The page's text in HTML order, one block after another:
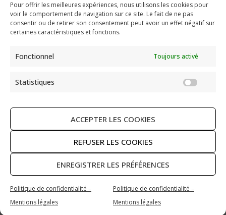
Pour offrir les meilleures expériences, nous utilisons les cookies pour
voir le comportement de navigation sur ce site. Le fait de ne pas
consentir ou de retirer son consentement peut avoir un effet négatif sur
certaines caractéristiques et fonctions.
Fonctionnel Toujours activé
Statistiques
ACCEPTER LES COOKIES
REFUSER LES COOKIES
ENREGISTRER LES PRÉFÉRENCES
Politique de confidentialité –
Mentions légales
Politique de confidentialité –
Mentions légales
Paroisse Saint Ambroise
33 avenue Parmentier - 75011 Paris
01 43 55 56 18
RECHERCHER
Copyright © 2026 Paroisse Saint Ambroise
Politique de confidentialité – Mentions légales